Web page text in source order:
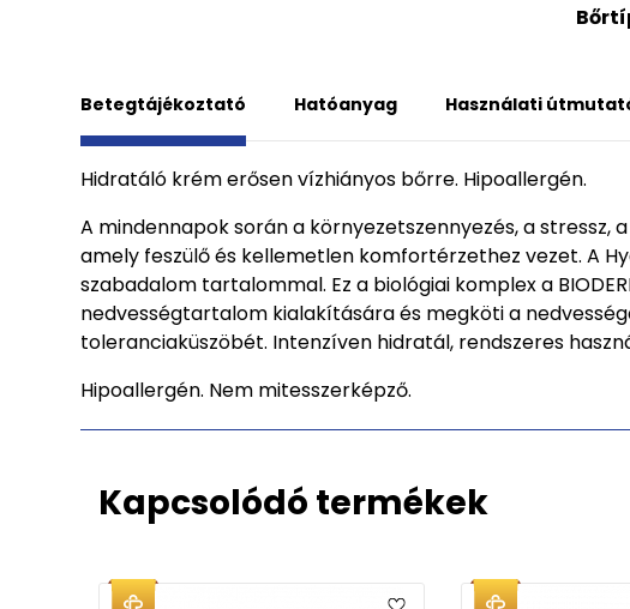
Betegtájékoztató Hatóanyag Használati
Hidratáló krém erősen vízhiányos bőrre. Hipoallergén.
A mindennapok során a környezetszennyezés, a
amely feszülő és kellemetlen komfortérzethez vezet. A
szabadalom tartalommal. Ez a biológiai komplex a
nedvességtartalom kialakítására és megköti a
toleranciaküszöbét. Intenzíven hidratál, rendszeres
Hipoallergén. Nem mitesszerképző.
Kapcsolódó termékek